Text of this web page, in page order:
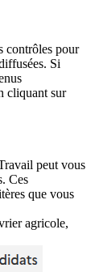
contrôles pour
Si
cliquant sur
peut vous
Ces
que vous
agricole,